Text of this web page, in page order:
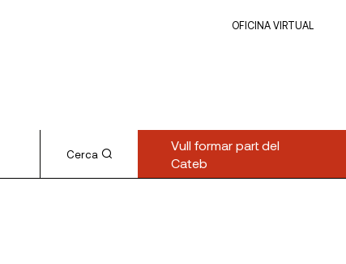
OFICINA VIRTUAL
Cerca
Vull formar part del
Cateb